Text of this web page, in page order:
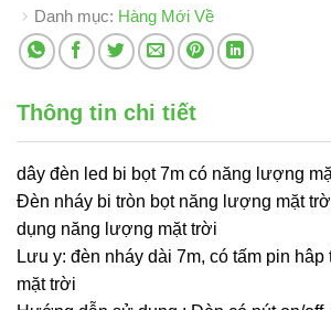
Danh mục: Hàng Mới Về
Thông tin chi tiết
dây đèn led bi bọt 7m có năng lượng
Đèn nháy bi tròn bọt năng lượng mặt
dụng năng lượng mặt trời
Lưu y: đèn nháy dài 7m, có tấm pin
mặt trời